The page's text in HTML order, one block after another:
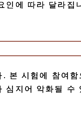
인에 따라 달라집
본 시험에 참여함
심지어 악화될 수